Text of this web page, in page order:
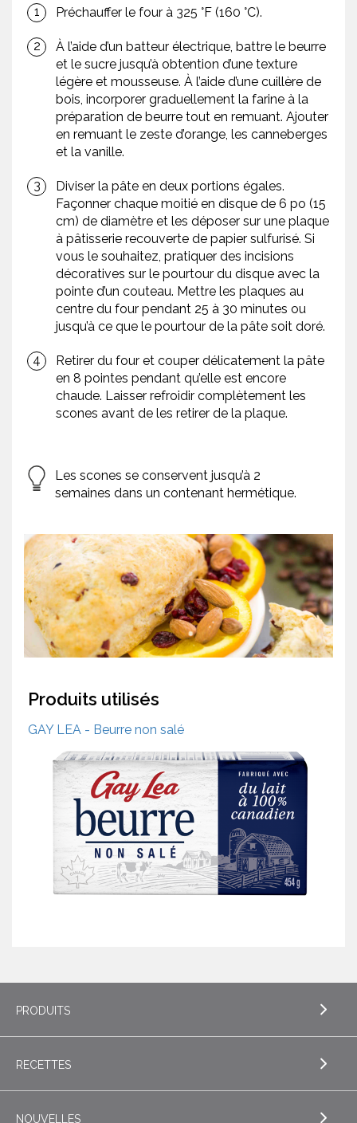
Préchauffer le four à 325 °F (160 °C).
À l’aide d’un batteur électrique, battre le beurre
et le sucre jusqu’à obtention d’une texture
légère et mousseuse. À l’aide d’une cuillère de
bois, incorporer graduellement la farine à la
préparation de beurre tout en remuant. Ajouter
en remuant le zeste d’orange, les canneberges
et la vanille.
Diviser la pâte en deux portions égales.
Façonner chaque moitié en disque de 6 po (15
cm) de diamètre et les déposer sur une plaque
à pâtisserie recouverte de papier sulfurisé. Si
vous le souhaitez, pratiquer des incisions
décoratives sur le pourtour du disque avec la
pointe d’un couteau. Mettre les plaques au
centre du four pendant 25 à 30 minutes ou
jusqu’à ce que le pourtour de la pâte soit doré.
Retirer du four et couper délicatement la pâte
en 8 pointes pendant qu’elle est encore
chaude. Laisser refroidir complètement les
scones avant de les retirer de la plaque.
Les scones se conservent jusqu’à 2
semaines dans un contenant hermétique.
Produits utilisés
GAY LEA - Beurre non salé
PRODUITS
EXPLORE PRODUITS
RECETTES
NOUVELLES